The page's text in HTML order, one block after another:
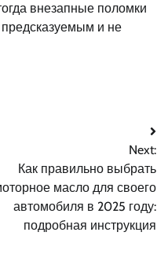
внезапные поломки
предсказуемым и не
Next:
Как правильно выбрать
масло для своего
автомобиля в 2025 году:
подробная инструкция